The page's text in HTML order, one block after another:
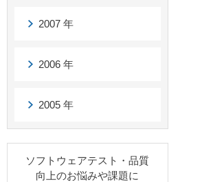
2007 年
2006 年
2005 年
ソフトウェアテスト・品質
向上のお悩みや課題に